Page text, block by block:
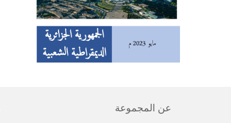
عن المجموعة